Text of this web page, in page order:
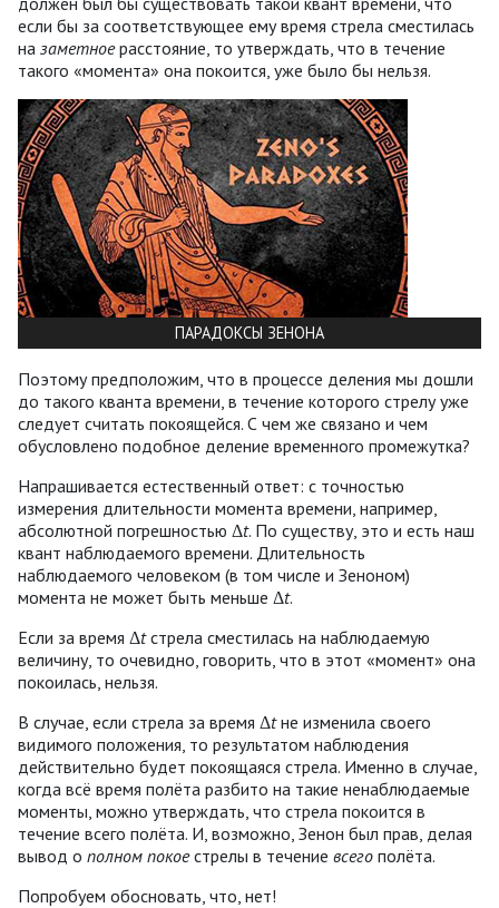
если бы за соответствующее ему время стрела сместилась
на заметноерасстояние, то утверждать, что в течение
такого «момента» она покоится, уже было бы нельзя.
ПАРАДОКСЫ ЗЕНОНА
Поэтому предположим, что в процессе деления мы дошли
до такого кванта времени, в течение которого стрелу уже
следует считать покоящейся. С чем же связано и чем
обусловлено подобное деление временного промежутка?
Напрашивается естественный ответ: с точностью
измерения длительности момента времени, например,
абсолютной погрешностью Δt. По существу, это и есть наш
квант наблюдаемого времени. Длительность
наблюдаемого человеком (в том числе и Зеноном)
момента не может быть меньше Δt.
Если за время Δtстрела сместилась на наблюдаемую
величину, то очевидно, говорить, что в этот «момент» она
покоилась, нельзя.
В случае, если стрела за время Δtне изменила своего
видимого положения, то результатом наблюдения
действительно будет покоящаяся стрела. Именно в случае,
когда всё время полёта разбито на такие ненаблюдаемые
моменты, можно утверждать, что стрела покоится в
течение всего полёта. И, возможно, Зенон был прав, делая
вывод о полном покоестрелы в течение всего полёта.
Попробуем обосновать, что, нет!